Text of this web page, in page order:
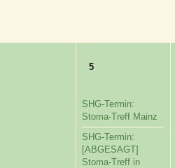
5
SHG-Termin:
Stoma-Treff Mainz
SHG-Termin:
[ABGESAGT]
Stoma-Treff in